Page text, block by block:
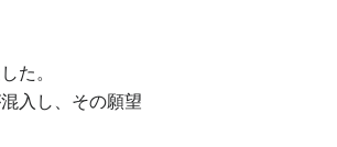
た。
入し、その願望